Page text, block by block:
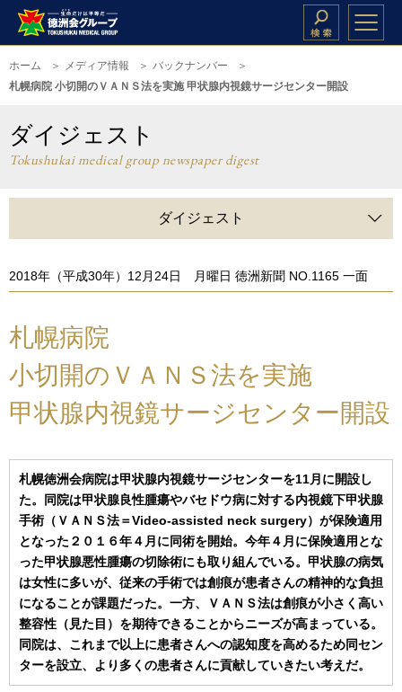
ホーム メディア情報
バックナンバー
札幌病院 小切開のＶＡＮＳ法を実施 甲状腺内視鏡サージセンター開設
ダイジェスト
Tokushukai medical group newspaper digest
ダイジェスト
2018年（平成30年）12月24日 月曜日 徳洲新聞 NO.1165 一面
札幌病院
小切開のＶＡＮＳ法を実施
甲状腺内視鏡サージセンター開設
札幌徳洲会病院は甲状腺内視鏡サージセンターを11月に開設し
た。同院は甲状腺良性腫瘍やバセドウ病に対する内視鏡下甲状腺
手術（ＶＡＮＳ法＝Video-assisted neck surgery）が保険適用
となった２０１６年４月に同術を開始。今年４月に保険適用とな
った甲状腺悪性腫瘍の切除術にも取り組んでいる。甲状腺の病気
は女性に多いが、従来の手術では創痕が患者さんの精神的な負担
になることが課題だった。一方、ＶＡＮＳ法は創痕が小さく高い
整容性（見た目）を期待できることからニーズが高まっている。
同院は、これまで以上に患者さんへの認知度を高めるため同セン
ターを設立、より多くの患者さんに貢献していきたい考えだ。